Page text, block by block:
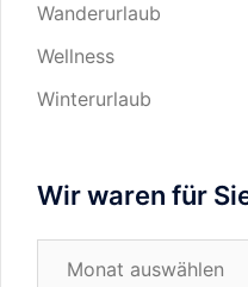
Wanderurlaub
Wellness
Winterurlaub
Wir waren für